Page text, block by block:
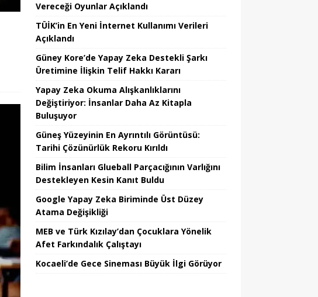
Vereceği Oyunlar Açıklandı
TÜİK’in En Yeni İnternet Kullanımı Verileri
Açıklandı
Güney Kore’de Yapay Zeka Destekli Şarkı
Üretimine İlişkin Telif Hakkı Kararı
Yapay Zeka Okuma Alışkanlıklarını
Değiştiriyor: İnsanlar Daha Az Kitapla
Buluşuyor
Güneş Yüzeyinin En Ayrıntılı Görüntüsü:
Tarihi Çözünürlük Rekoru Kırıldı
Bilim İnsanları Glueball Parçacığının Varlığını
Destekleyen Kesin Kanıt Buldu
Google Yapay Zeka Biriminde Üst Düzey
Atama Değişikliği
MEB ve Türk Kızılay’dan Çocuklara Yönelik
Afet Farkındalık Çalıştayı
Kocaeli’de Gece Sineması Büyük İlgi Görüyor